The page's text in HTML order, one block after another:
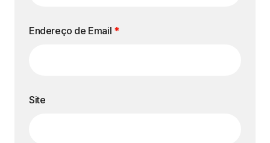
Endereço de Email *
Site